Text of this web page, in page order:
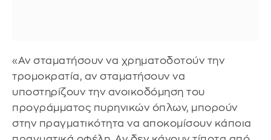
«Αν σταματήσουν να χρηματοδοτούν την
τρομοκρατία, αν σταματήσουν να
υποστηρίζουν την ανοικοδόμηση του
προγράμματος πυρηνικών όπλων, μπορούν
στην πραγματικότητα να αποκομίσουν κάποια